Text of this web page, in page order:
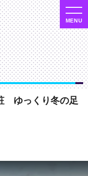
ゆっくり冬の足